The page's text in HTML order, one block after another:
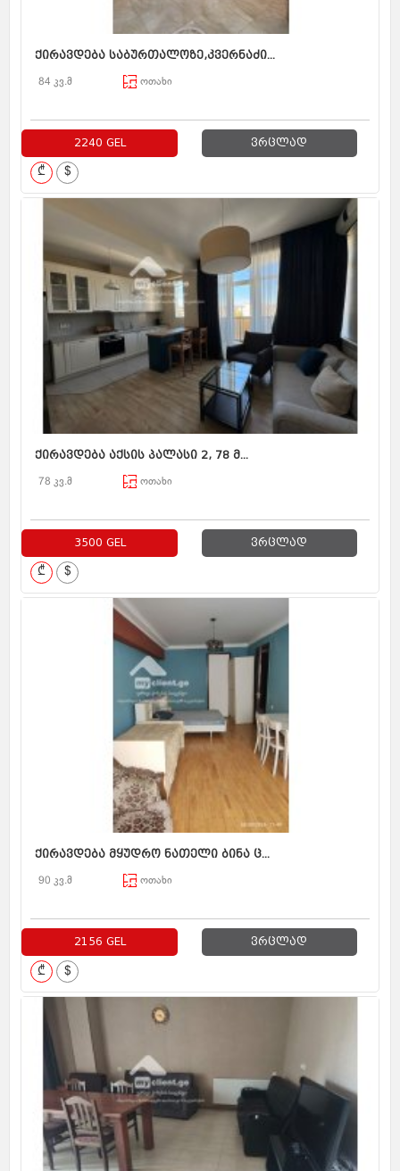
ქირავდება საბურთალოზე,კვერნაძი...
84 კვ.მ ოთახი
2240 GEL ვრცლად
₾ $
ქირავდება აქსის პალასი 2, 78 მ...
78 კვ.მ ოთახი
3500 GEL ვრცლად
₾ $
ქირავდება მყუდრო ნათელი ბინა ც...
90 კვ.მ ოთახი
2156 GEL ვრცლად
₾ $